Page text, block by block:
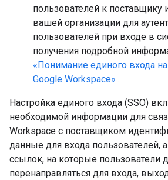
пользователей к поставщику
вашей организации для
пользователей при входе в
получения подробной
«Понимание единого входа
Google Workspace» .
Настройка единого входа (SSO)
необходимой информации для
Workspace с поставщиком
данные для входа пользователей,
ссылок, на которые пользователи
перенаправляться для входа,